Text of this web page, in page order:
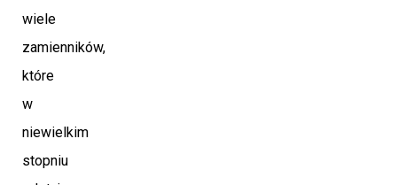
wiele
zamienników,
które
w
niewielkim
stopniu